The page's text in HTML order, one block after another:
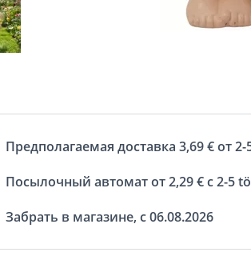
Предполагаемая доставка 3,69 € от
Посылочный автомат от 2,29 € с 2-5
Забрать в магазине, с 06.08.2026